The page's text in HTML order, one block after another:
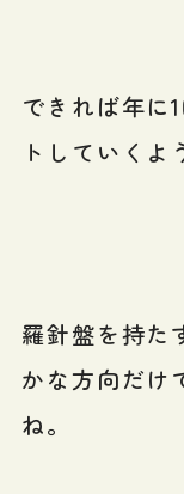
できれば年に
トしていくよ
羅針盤を持た
かな方向だけ
ね。